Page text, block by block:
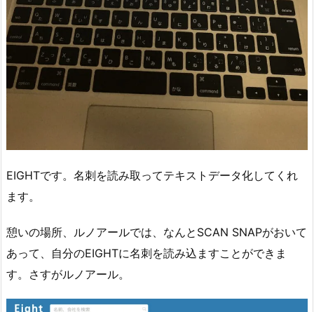
EIGHTです。名刺を読み取ってテキストデータ化してくれ
ます。
憩いの場所、ルノアールでは、なんとSCAN SNAPがおいて
あって、自分のEIGHTに名刺を読み込ますことができま
す。さすがルノアール。